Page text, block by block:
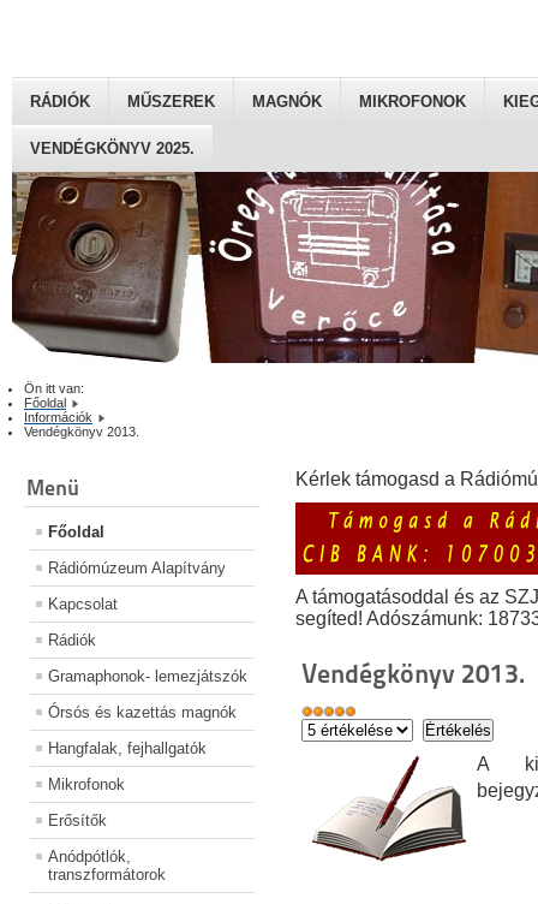
RÁDIÓK MŰSZEREK MAGNÓK MIKROFONOK
VENDÉGKÖNYV 2025.
Ön itt van:
Főoldal
Információk
Vendégkönyv 2013.
Menü
Főoldal
Rádiómúzeum Alapítvány
Kapcsolat
Rádiók
Gramaphonok- lemezjátszók
Órsós és kazettás magnók
Hangfalak, fejhallgatók
Mikrofonok
Erősítők
Anódpótlók,
transzformátorok
Kérlek támogasd a
A támogatásoddal és az
segíted! Adószámunk:
Vendégkönyv 2013.
A